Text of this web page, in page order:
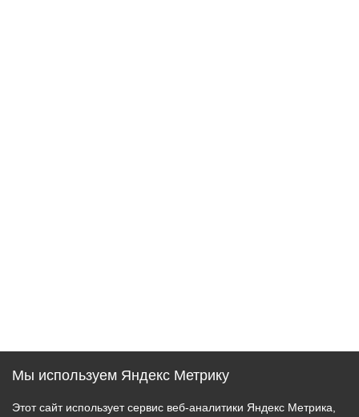
Мы используем Яндекс Метрику
Этот сайт использует сервис веб-аналитики Яндекс Метрика,